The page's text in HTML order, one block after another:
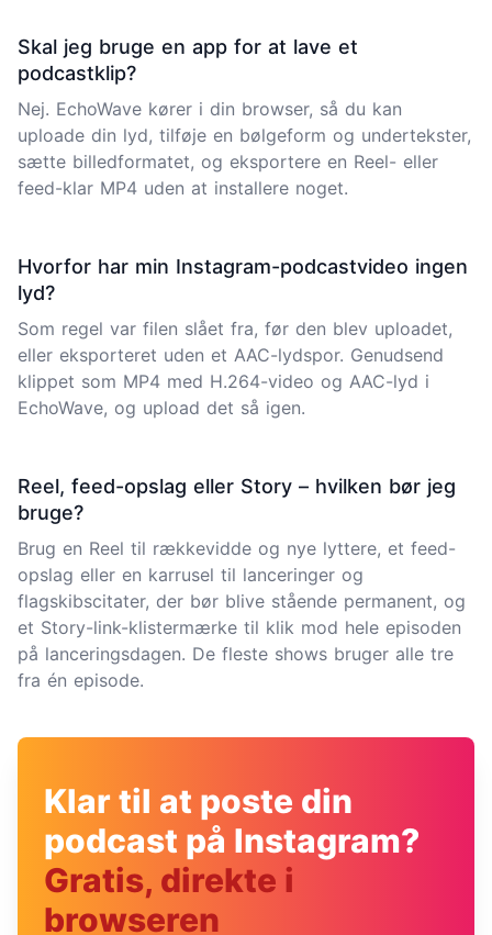
Skal jeg bruge en app for at lave et
podcastklip?
Nej. EchoWave kører i din browser, så du kan
uploade din lyd, tilføje en bølgeform og undertekster,
sætte billedformatet, og eksportere en Reel- eller
feed-klar MP4 uden at installere noget.
Hvorfor har min Instagram-podcastvideo ingen
lyd?
Som regel var filen slået fra, før den blev uploadet,
eller eksporteret uden et AAC-lydspor. Genudsend
klippet som MP4 med H.264-video og AAC-lyd i
EchoWave, og upload det så igen.
Reel, feed-opslag eller Story – hvilken bør jeg
bruge?
Brug en Reel til rækkevidde og nye lyttere, et feed-
opslag eller en karrusel til lanceringer og
flagskibscitater, der bør blive stående permanent, og
et Story-link-klistermærke til klik mod hele episoden
på lanceringsdagen. De fleste shows bruger alle tre
fra én episode.
Klar til at poste din
podcast på Instagram?
Gratis, direkte i
browseren